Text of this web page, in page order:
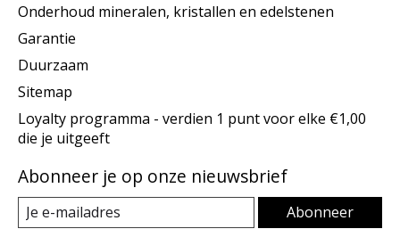
Onderhoud mineralen, kristallen en edelstenen
Garantie
Duurzaam
Sitemap
Loyalty programma - verdien 1 punt voor elke €1,00
die je uitgeeft
Abonneer je op onze nieuwsbrief
Abonneer